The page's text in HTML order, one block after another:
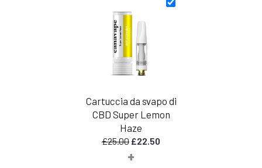
£18,99.
Cartuccia da svapo di
CBD Super Lemon
Haze
£25.00 Il
prezzo
£22.50
+